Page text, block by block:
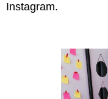
Instagram.